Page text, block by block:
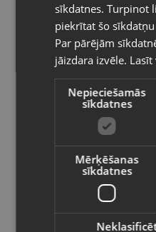
470.00€
€ /mēn.
Apple iPhone 13 Pro
Pasūtījumi
izvēlēto valsti
Vietnes saturs būs
valodā
Valsts
Latviešu /
sīkdatnes. Turpinot
piekrītat šo
Par pārējām
jāizdara izvēle. Lasīt
Nepieciešamās
sīkdatnes
Mērķēšanas
sīkdatnes